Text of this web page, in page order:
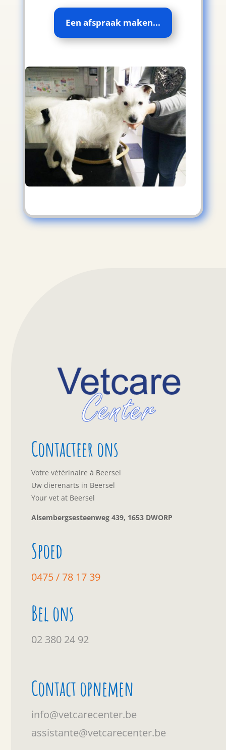
Een afspraak maken...
Contacteer ons
Votre vétérinaire à Beersel
Uw dierenarts in Beersel
Your vet at Beersel
Alsembergsesteenweg 439, 1653 DWORP
Spoed
0475 / 78 17 39
Bel ons
02 380 24 92
Contact opnemen
info@vetcarecenter.be
assistante@vetcarecenter.be